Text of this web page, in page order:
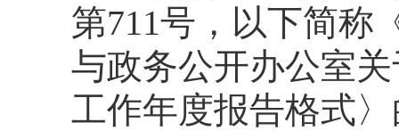
第711号，以下简称
与政务公开办公室
工作年度报告格式